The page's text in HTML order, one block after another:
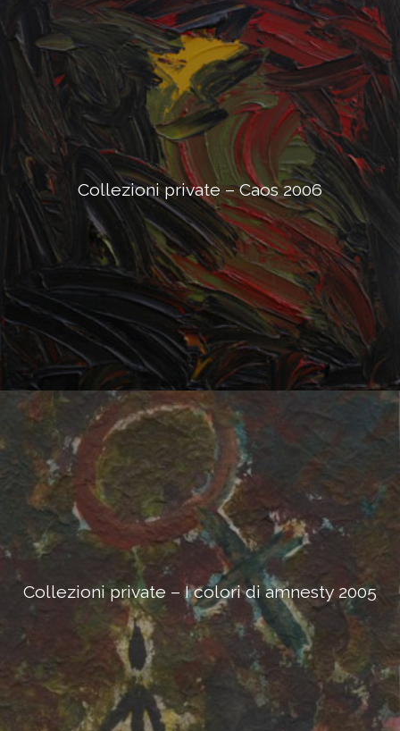
Collezioni private – Caos 2006
Collezioni private – I colori di amnesty 2005